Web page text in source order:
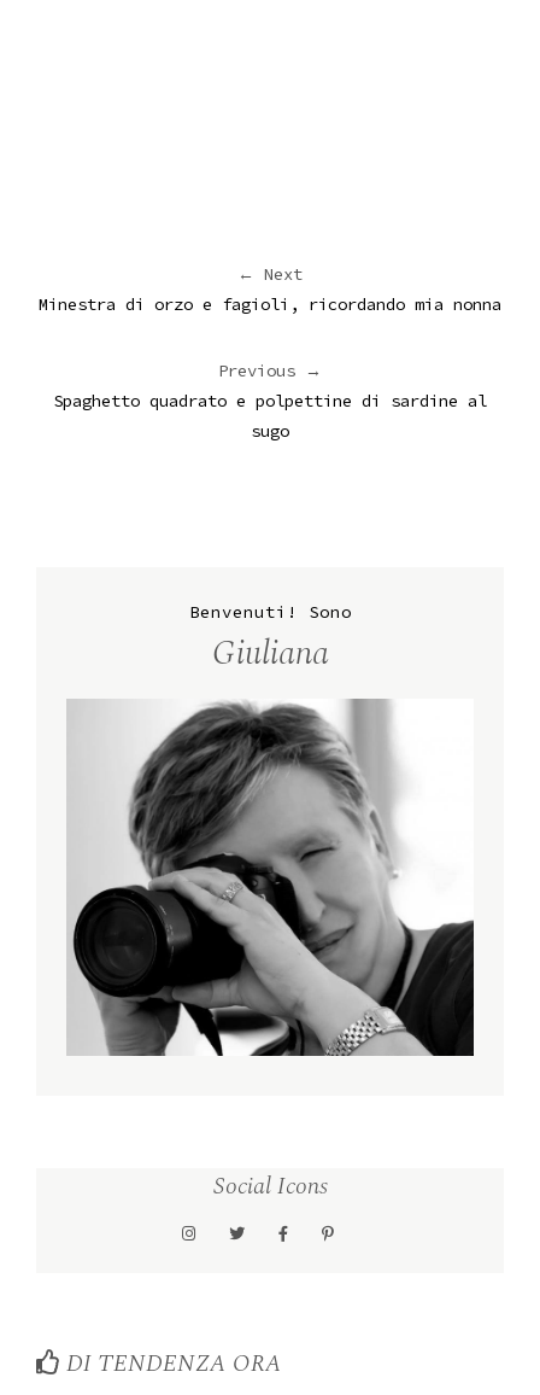
← Next
Minestra di orzo e fagioli, ricordando mia nonna
Previous →
Spaghetto quadrato e polpettine di sardine al
sugo
Benvenuti! Sono
Giuliana
Social Icons
DI TENDENZA ORA